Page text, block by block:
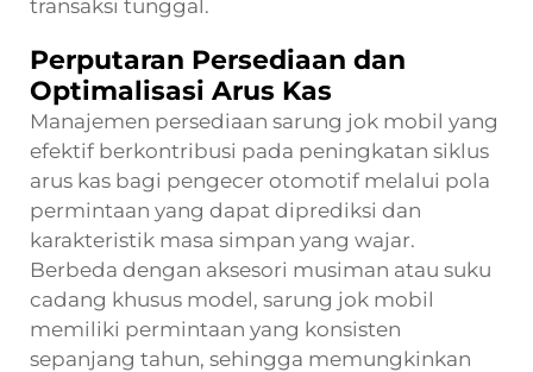
transaksi tunggal.
Perputaran Persediaan dan
Optimalisasi Arus Kas
Manajemen persediaan sarung jok mobil yang
efektif berkontribusi pada peningkatan siklus
arus kas bagi pengecer otomotif melalui pola
permintaan yang dapat diprediksi dan
karakteristik masa simpan yang wajar.
Berbeda dengan aksesori musiman atau suku
cadang khusus model, sarung jok mobil
memiliki permintaan yang konsisten
sepanjang tahun, sehingga memungkinkan